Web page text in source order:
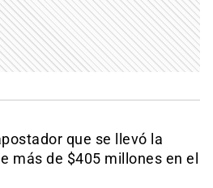
que se llevó la
más de $405 millones en el